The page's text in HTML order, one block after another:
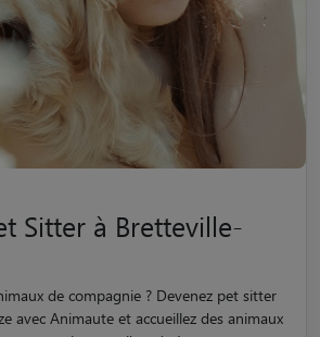
Sitter à Bretteville-
de compagnie ? Devenez pet sitter
avec Animaute et accueillez des animaux